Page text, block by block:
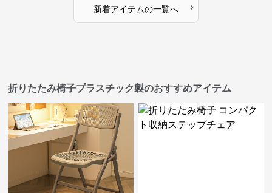
新着アイテムの一覧へ ›
折りたたみ椅子プラスチック製のおすすめアイテム